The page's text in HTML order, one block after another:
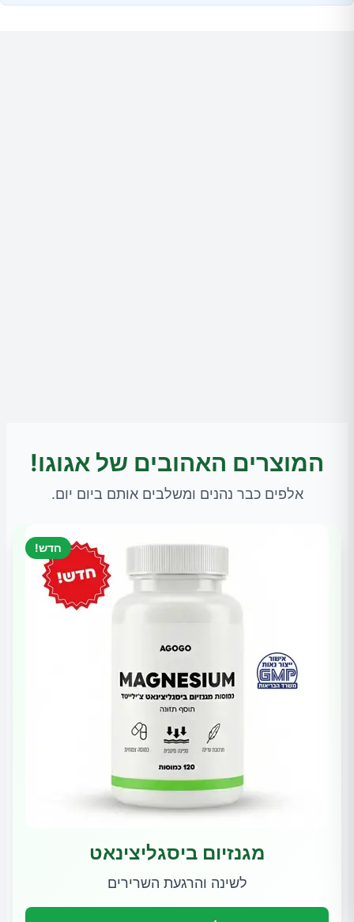
המוצרים האהובים של אגוגו!
אלפים כבר נהנים ומשלבים אותם ביום יום.
חדש!
מגנזיום ביסגליצינאט
לשינה והרגעת השרירים